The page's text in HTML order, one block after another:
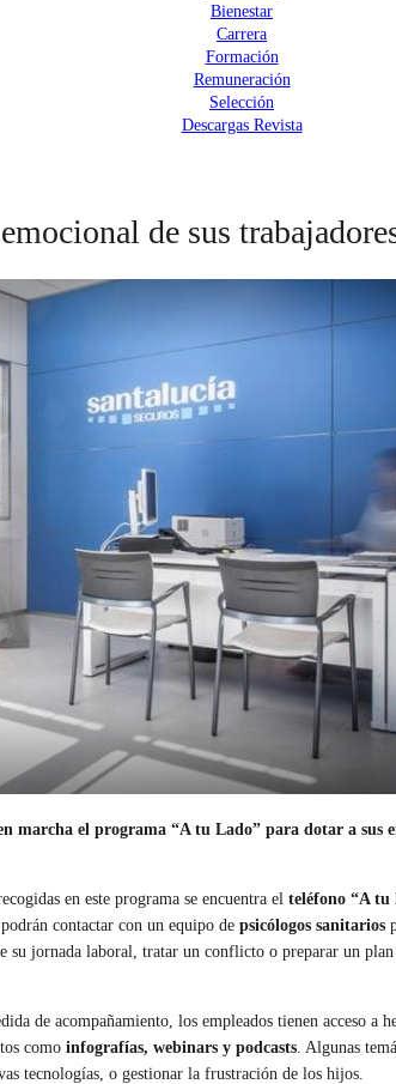
Bienestar
Carrera
Formación
Remuneración
Selección
Descargas Revista
de sus
marcha el programa “A tu Lado” para dotar a sus
en este programa se encuentra el teléfono “A tu
contactar con un equipo de psicólogos sanitarios
su jornada laboral, tratar un conflicto o preparar un
de acompañamiento, los empleados tienen acceso
como infografías, webinars y podcasts . Algunas
tecnologías, o gestionar la frustración de los hijos.